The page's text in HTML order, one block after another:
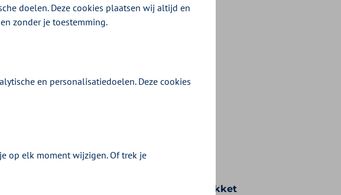
als
u een
en voorwaarden die bij uw pakket
doelen. Deze cookies plaatsen wij altijd en
zonder je toestemming.
en personalisatiedoelen. Deze cookies
op elk moment wijzigen. Of trek je